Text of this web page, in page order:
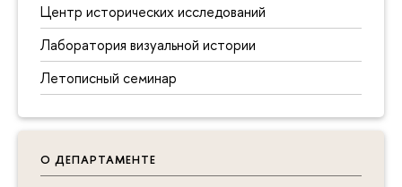
Центр исторических исследований
Лаборатория визуальной истории
Летописный семинар
О ДЕПАРТАМЕНТЕ